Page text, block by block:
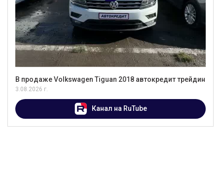
В продаже Volkswagen Tiguan 2018 автокредит трейдин
3.08.2026 г.
Канал на RuTube